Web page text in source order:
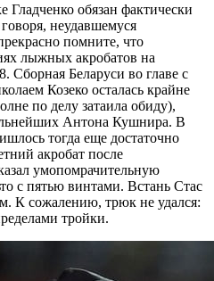
обязан фактически
неудавшемуся
помните, что
лыжных акробатов на
Сборная Беларуси во главе с
Козеко осталась крайне
по делу затаила обиду),
Антона Кушнира. В
тогда еще достаточно
акробат после
умопомрачительную
с пятью винтами. Встань Стас
К сожалению, трюк не удался:
тройки.